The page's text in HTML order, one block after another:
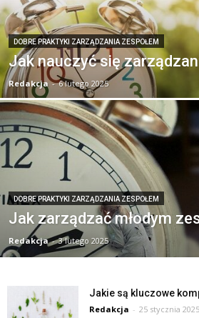
DOBRE PRAKTYKI ZARZĄDZANIA ZESPOŁEM
Jak nauczyć się
Redakcja - 6 lutego 2025
DOBRE PRAKTYKI ZARZĄDZANIA ZESPOŁEM
Jak zarządzać młodym
Redakcja - 3 lutego 2025
Jakie są kluczowe
Redakcja - 25 stycznia 2025